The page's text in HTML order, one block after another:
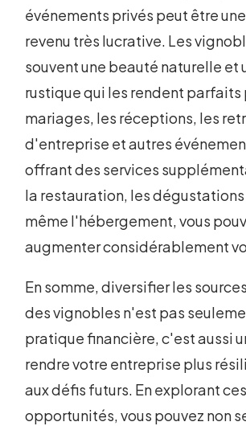
événements privés peut être
revenu très lucrative. Les
souvent une beauté naturelle et
rustique qui les rendent parfaits
mariages, les réceptions, les
d'entreprise et autres
offrant des services
la restauration, les dégustations
même l'hébergement, vous
augmenter considérablement
En somme, diversifier les
des vignobles n'est pas
pratique financière, c'est aussi
rendre votre entreprise plus
aux défis futurs. En explorant
opportunités, vous pouvez non